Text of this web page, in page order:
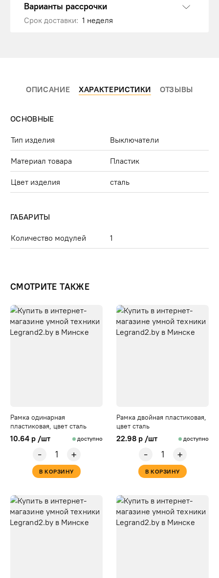
Варианты рассрочки
Срок доставки: 1 неделя
ОПИСАНИЕ ХАРАКТЕРИСТИКИ ОТЗЫВЫ
ОСНОВНЫЕ
Тип изделия Выключатели
Материал товара Пластик
Цвет изделия сталь
ГАБАРИТЫ
Количество модулей 1
СМОТРИТЕ ТАКЖЕ
Рамка одинарная
пластиковая, цвет сталь
10.64 р /шт доступно
- +
В КОРЗИНУ
Рамка двойная пластиковая,
цвет сталь
22.98 р /шт доступно
- +
В КОРЗИНУ